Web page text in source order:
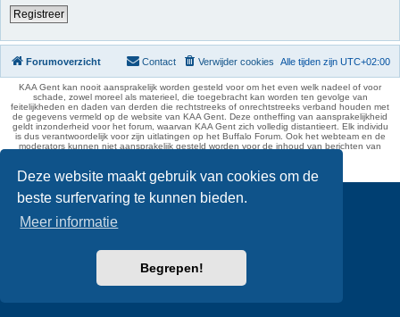
Deze website maakt gebruik van cookies om de
beste surfervaring te kunnen bieden.
Meer informatie
Begrepen!
Registreer
Forumoverzicht Alle tijden zijn UTC+02:00
Verwijder cookies
Contact
KAA Gent kan nooit aansprakelijk worden gesteld voor om het even welk nadeel of voor
schade, zowel moreel als materieel, die toegebracht kan worden ten gevolge van
feitelijkheden en daden van derden die rechtstreeks of onrechtstreeks verband houden met
de gegevens vermeld op de website van KAA Gent. Deze ontheffing van aansprakelijkheid
geldt inzonderheid voor het forum, waarvan KAA Gent zich volledig distantieert. Elk individu
is dus verantwoordelijk voor zijn uitlatingen op het Buffalo Forum. Ook het webteam en de
moderators kunnen niet aansprakelijk gesteld worden voor de inhoud van berichten van